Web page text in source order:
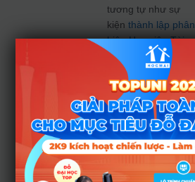
tương tự như sự
kiệnthành lập phân
hiệu Học viện Tài
chính tại TP.HCM
gần đây, mở rộng
thêm cánh cửa học
tập cho học sinh
phía Nam. Do đó, tỉ
lệ chọi và điểm
chuẩn của UAH
thường rất cao và
có tính cạnh tranh